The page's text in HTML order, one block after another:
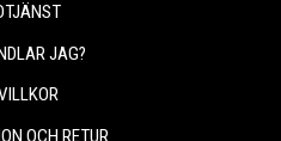
JAG?
OCH RETUR